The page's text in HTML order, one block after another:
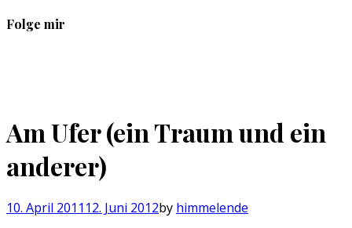
Folge mir
anzeigen
anzeigen
anzeigen
anzeigen
Am Ufer (ein Traum und ein
anderer)
10. April 2011 12. Juni 2012by himmelende